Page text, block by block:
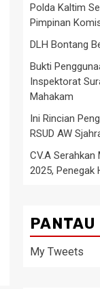
Polda Kaltim
Pimpinan
DLH Bontang
Bukti
Inspektorat
Mahakam
Ini Rincian
RSUD AW
CV.A
2025, Penegak
My Tweets